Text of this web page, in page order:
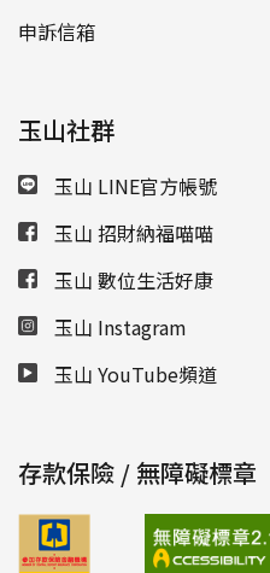
申訴信箱
玉山社群
玉山 LINE官方帳號
玉山 招財納福喵喵
玉山 數位生活好康
玉山 Instagram
玉山 YouTube頻道
存款保險 / 無障礙標章